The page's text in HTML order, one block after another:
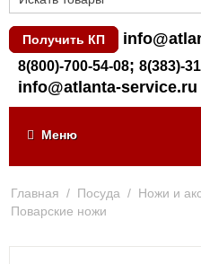
Получить КП
8(800)-700-54-08; 8(383)-
info@atlanta-service.ru
Меню
Главная / Посуда / Ножи и
Поварские ножи